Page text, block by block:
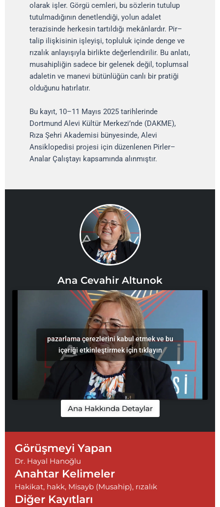
olarak işler. Görgü cemleri, bu sözlerin tutulup
tutulmadığının denetlendiği, yolun adalet
terazisinde herkesin tartıldığı mekânlardır. Pir–
talip ilişkisinin işleyişi, topluluk içinde denge ve
rızalık anlayışıyla birlikte değerlendirilir. Bu anlatı,
musahipliğin sadece bir gelenek değil, toplumsal
adaletin ve manevi bütünlüğün canlı bir pratiği
olduğunu hatırlatır.
Bu kayıt, 10–11 Mayıs 2025 tarihlerinde
Dortmund Alevi Kültür Merkezi’nde (DAKME),
Rıza Şehri Akademisi bünyesinde, Alevi
Ansiklopedisi projesi için düzenlenen Pirler–
Analar Çalıştayı kapsamında alınmıştır.
Ana Cevahir Altunok
pazarlama çerezlerini kabul etmek ve bu
içeriği etkinleştirmek için tıklayın
Ana Hakkında Detaylar
Görüşmeyi Yapan
Dr. Hayal Hanoğlu
Anahtar Kelimeler
Hakikat, hakk, Misayb (Musahip), rızalık
Diğer Kayıtları